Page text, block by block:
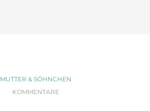
MUTTER & SÖHNCHEN
KOMMENTARE